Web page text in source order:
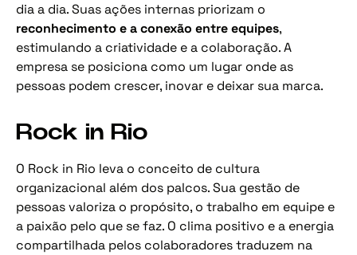
dia a dia. Suas ações internas priorizam o
reconhecimento e a conexão entre equipes,
estimulando a criatividade e a colaboração. A
empresa se posiciona como um lugar onde as
pessoas podem crescer, inovar e deixar sua marca.
Rock in Rio
O Rock in Rio leva o conceito de cultura
organizacional além dos palcos. Sua gestão de
pessoas valoriza o propósito, o trabalho em equipe e
a paixão pelo que se faz. O clima positivo e a energia
compartilhada pelos colaboradores traduzem na